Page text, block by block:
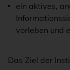
ein aktives,
vorleben und
Das Ziel der